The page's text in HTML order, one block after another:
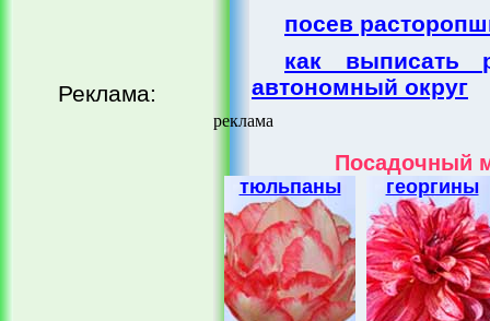
Реклама:
посев
как выписать
автономный округ
реклама
Посадочный
тюльпаны георгины